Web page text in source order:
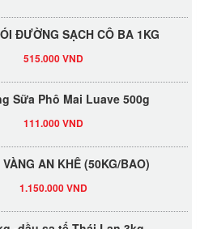
ĐƯỜNG SẠCH CÔ BA 1KG
VÀNG AN KHÊ (50KG/BAO)
-dầu sa tế Thái Lan 3kg